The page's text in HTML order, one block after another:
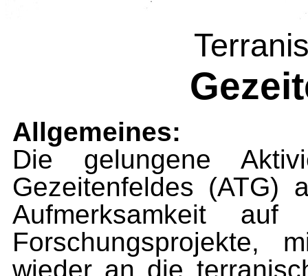
Allgemeines:
Die gelungene
Gezeitenfeldes (ATG)
Aufmerksamkeit
Forschungsprojekte,
wieder an die